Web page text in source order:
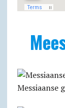
Messiaanse